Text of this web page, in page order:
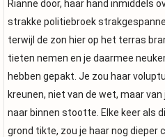
Rianne door, haar hand inmiddels
strakke politiebroek
terwijl de zon hier op het terras
tieten nemen en je daarmee
hebben gepakt. Je zou haar
kreunen, niet van de wet, maar
naar binnen stootte. Elke keer als
grond tikte, zou je haar nog dieper